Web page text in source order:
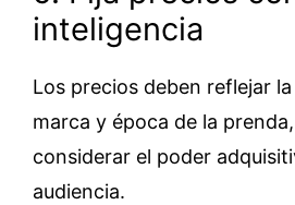
inteligencia
Los precios deben reflejar
marca y época de la
considerar el poder
audiencia.